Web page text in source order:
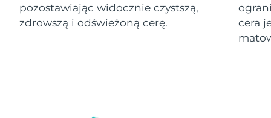
pozostawiając widocznie czystszą,
zdrowszą i odświeżoną cerę.
cera
Kazachstan
Oczekiwany czas dostawy
8/12/26